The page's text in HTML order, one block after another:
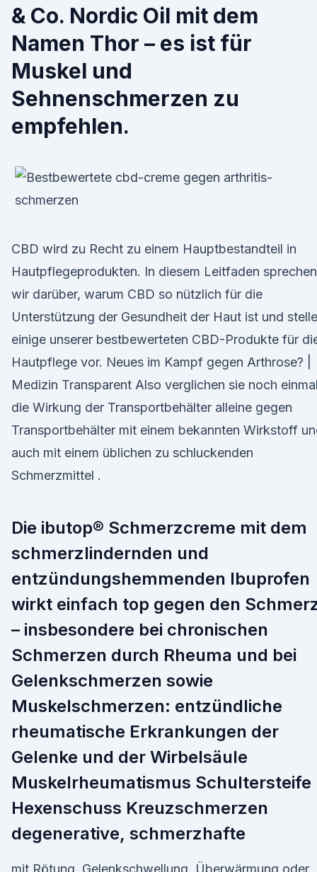
& Co. Nordic Oil mit dem
Namen Thor – es ist für
Muskel und
Sehnenschmerzen zu
empfehlen.
CBD wird zu Recht zu einem Hauptbestandteil in
Hautpflegeprodukten. In diesem Leitfaden sprechen
wir darüber, warum CBD so nützlich für die
Unterstützung der Gesundheit der Haut ist und
einige unserer bestbewerteten CBD-Produkte für
Hautpflege vor. Neues im Kampf gegen Arthrose? |
Medizin Transparent Also verglichen sie noch
die Wirkung der Transportbehälter alleine gegen
Transportbehälter mit einem bekannten Wirkstoff
auch mit einem üblichen zu schluckenden
Schmerzmittel .
Die ibutop® Schmerzcreme mit dem
schmerzlindernden und
entzündungshemmenden Ibuprofen
wirkt einfach top gegen den
– insbesondere bei chronischen
Schmerzen durch Rheuma und bei
Gelenkschmerzen sowie
Muskelschmerzen: entzündliche
rheumatische Erkrankungen der
Gelenke und der Wirbelsäule
Muskelrheumatismus Schultersteife
Hexenschuss Kreuzschmerzen
degenerative, schmerzhafte
mit Rötung, Gelenkschwellung, Überwärmung oder